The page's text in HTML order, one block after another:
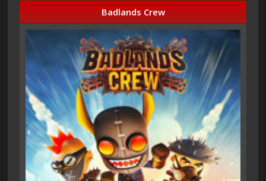
Badlands Crew